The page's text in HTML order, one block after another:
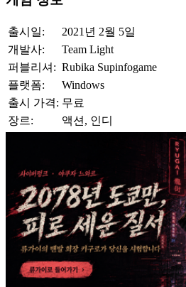
출시일:
2021년 2월 5일
개발사:
Team Light
퍼블리셔: Rubika Supinfogame
플랫폼:
Windows
출시 가격: 무료
장르:
액션, 인디